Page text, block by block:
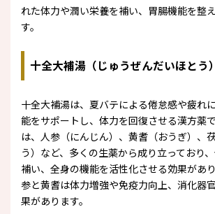
れた体力や潤い栄養を補い、胃腸機能を整
す。
十全大補湯（じゅうぜんだいほとう）
十全大補湯は、夏バテによる倦怠感や疲れ
能をサポートし、体力を回復させる漢方薬
は、人参（にんじん）、黄耆（おうぎ）、
う）など、多くの生薬から成り立っており
補い、全身の機能を活性化させる効果があ
参と黄耆は体力増強や免疫力向上、消化器
果があります。